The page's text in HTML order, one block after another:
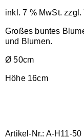
inkl. 7 % MwSt. zzgl.
Großes buntes
und Blumen.
Ø 50cm
Höhe 16cm
Artikel-Nr.: A-H11-50